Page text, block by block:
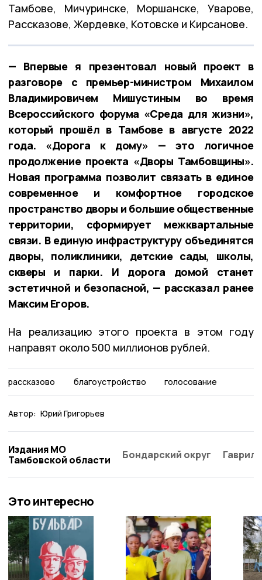
Тамбове, Мичуринске, Моршанске, Уварове,
Рассказове, Жердевке, Котовске и Кирсанове.
— Впервые я презентовал новый проект в
разговоре с премьер-министром Михаилом
Владимировичем Мишустиным во время
Всероссийского форума «Среда для жизни»,
который прошёл в Тамбове в августе 2022
года. «Дорога к дому» — это логичное
продолжение проекта «Дворы Тамбовщины».
Новая программа позволит связать в единое
современное и комфортное городское
пространство дворы и большие общественные
территории, сформирует межквартальные
связи. В единую инфраструктуру объединятся
дворы, поликлиники, детские сады, школы,
скверы и парки. И дорога домой станет
эстетичной и безопасной, — рассказал ранее
Максим Егоров.
На реализацию этого проекта в этом году
направят около 500 миллионов рублей.
рассказово благоустройство голосование
Автор: Юрий Григорьев
Издания МО
Тамбовской области
Бондарский округ
Это интересно